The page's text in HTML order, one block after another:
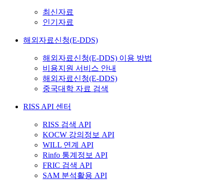
최신자료
인기자료
해외자료신청(E-DDS)
해외자료신청(E-DDS) 이용 방법
비용지원 서비스 안내
해외자료신청(E-DDS)
중국대학 자료 검색
RISS API 센터
RISS 검색 API
KOCW 강의정보 API
WILL 연계 API
Rinfo 통계정보 API
FRIC 검색 API
SAM 분석활용 API